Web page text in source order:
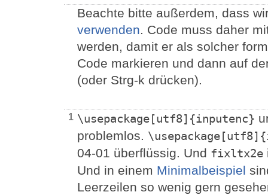
Beachte bitte außerdem, dass
verwenden. Code muss daher
werden, damit er als solcher
Code markieren und dann auf
(oder Strg-k drücken).
1 \usepackage[utf8]{inputenc}
problemlos.
04-01 überflüssig. Und fixltx2e
Und in einem Minimalbeispiel
Leerzeilen so wenig gern